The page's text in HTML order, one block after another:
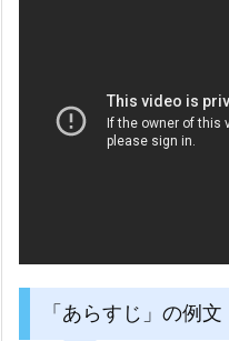
「あらすじ」の例文